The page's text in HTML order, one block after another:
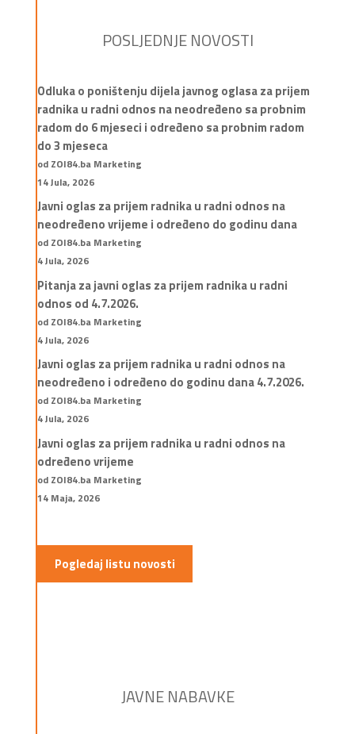
POSLJEDNJE NOVOSTI
Odluka o poništenju dijela javnog oglasa za prijem
radnika u radni odnos na neodređeno sa probnim
radom do 6 mjeseci i određeno sa probnim radom
do 3 mjeseca
od ZOI84.ba Marketing
14 Jula, 2026
Javni oglas za prijem radnika u radni odnos na
neodređeno vrijeme i određeno do godinu dana
od ZOI84.ba Marketing
4 Jula, 2026
Pitanja za javni oglas za prijem radnika u radni
odnos od 4.7.2026.
od ZOI84.ba Marketing
4 Jula, 2026
Javni oglas za prijem radnika u radni odnos na
neodređeno i određeno do godinu dana 4.7.2026.
od ZOI84.ba Marketing
4 Jula, 2026
Javni oglas za prijem radnika u radni odnos na
određeno vrijeme
od ZOI84.ba Marketing
14 Maja, 2026
Pogledaj listu novosti
JAVNE NABAVKE